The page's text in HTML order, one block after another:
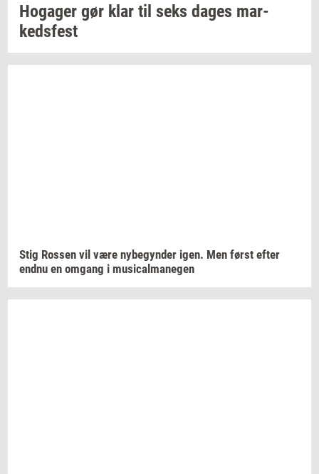
Ho­ga­ger gør klar til seks dages mar­
keds­fest
Stig Ros­sen vil være ny­be­gyn­der igen. Men først efter
endnu en om­gang i mu­si­cal­ma­ne­gen